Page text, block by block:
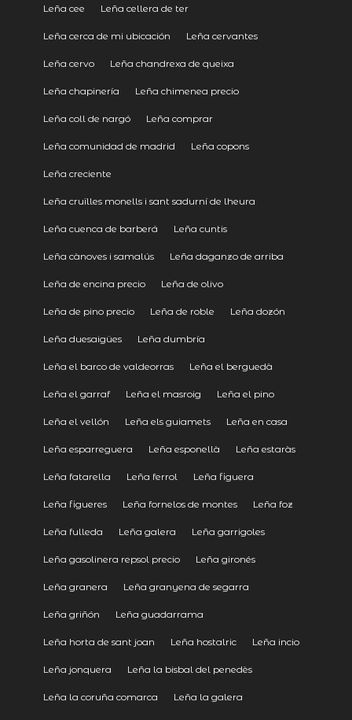
Leña cee Leña cellera de ter
Leña cerca de mi ubicación Leña cervantes
Leña cervo Leña chandrexa de queixa
Leña chapinería Leña chimenea precio
Leña coll de nargó Leña comprar
Leña comunidad de madrid Leña copons
Leña creciente
Leña cruïlles monells i sant sadurní de lheura
Leña cuenca de barberá Leña cuntis
Leña cànoves i samalús Leña daganzo de arriba
Leña de encina precio Leña de olivo
Leña de pino precio Leña de roble Leña dozón
Leña duesaigües Leña dumbría
Leña el barco de valdeorras Leña el berguedà
Leña el garraf Leña el masroig Leña el pino
Leña el vellón Leña els guiamets Leña en casa
Leña esparreguera Leña esponellà Leña estaràs
Leña fatarella Leña ferrol Leña figuera
Leña figueres Leña fornelos de montes Leña foz
Leña fulleda Leña galera Leña garrigoles
Leña gasolinera repsol precio Leña gironés
Leña granera Leña granyena de segarra
Leña griñón Leña guadarrama
Leña horta de sant joan Leña hostalric Leña incio
Leña jonquera Leña la bisbal del penedès
Leña la coruña comarca Leña la galera